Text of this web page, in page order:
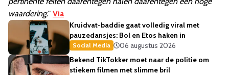
waardering." Via
Kruidvat-baddie gaat volledig viral met
pauzedansjes: Bol en Etos haken in
Social Media
06 augustus 2026
Bekend TikTokker moet naar de politie om
stiekem filmen met slimme bril